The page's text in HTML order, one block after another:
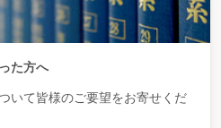
た方へ
いて皆様のご要望をお寄せくだ